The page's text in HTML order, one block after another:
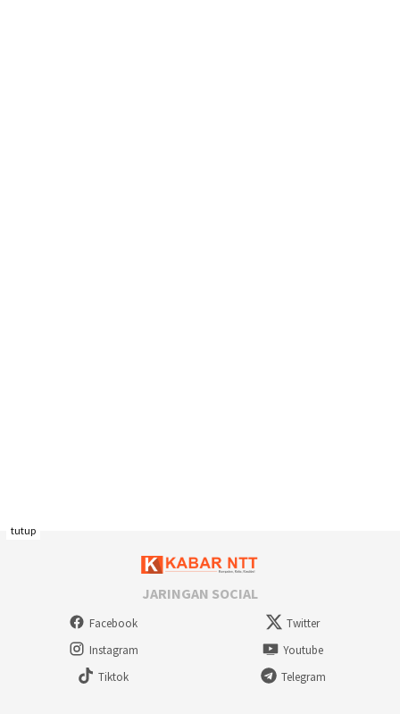
JARINGAN SOCIAL
Facebook
Twitter
Instagram
Youtube
Tiktok
Telegram
tutup